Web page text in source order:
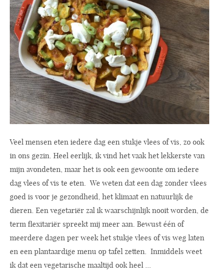
Veel mensen eten iedere dag een stukje vlees of vis, zo ook
in ons gezin. Heel eerlijk, ik vind het vaak het lekkerste van
mijn avondeten, maar het is ook een gewoonte om iedere
dag vlees of vis te eten. We weten dat een dag zonder vlees
goed is voor je gezondheid, het klimaat en natuurlijk de
dieren. Een vegetariër zal ik waarschijnlijk nooit worden, de
term flexitariër spreekt mij meer aan. Bewust één of
meerdere dagen per week het stukje vlees of vis weg laten
en een plantaardige menu op tafel zetten. Inmiddels weet
ik dat een vegetarische maaltijd ook heel ...